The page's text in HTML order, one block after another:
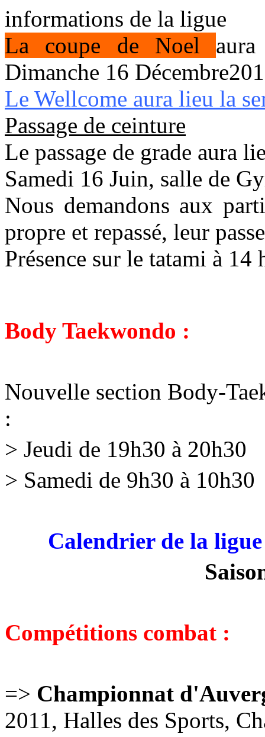
informations de la ligue
La coupe de Noel
Dimanche 16
Le Wellcome aura lieu la
Passage de ceinture
Le passage de grade aura
Samedi 16 Juin, salle de
Nous demandons aux
propre et repassé, leur
Présence sur le tatami à 14
Body Taekwondo :
Nouvelle section Body-
:
> Jeudi de 19h30 à 20h30
> Samedi de 9h30 à 10h30
Calendrier de la
Compétitions combat :
=> Championnat
2011, Halles des Sports,